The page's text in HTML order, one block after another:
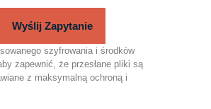
Wyślij Zapytanie
szyfrowania i środków
zapewnić, że przesłane pliki są
z maksymalną ochroną i